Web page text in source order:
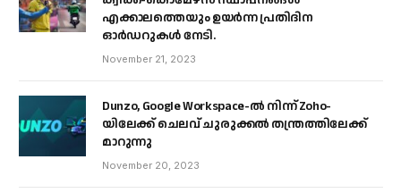
എക്കാലത്തെയും ഉയർന്ന പ്രതിദിന
ഓർഡറുകൾ നേടി.
November 21, 2023
Dunzo, Google Workspace-ൽ നിന്ന് Zoho-
യിലേക്ക് ചെലവ് ചുരുക്കൽ തന്ത്രത്തിലേക്ക്
മാറുന്നു
November 20, 2023